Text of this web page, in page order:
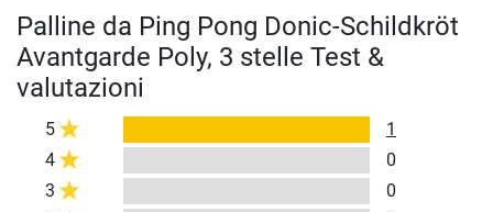
Palline da Ping Pong Donic-Schildkröt
Avantgarde Poly, 3 stelle Test &
valutazioni
5
1
4
0
3
0